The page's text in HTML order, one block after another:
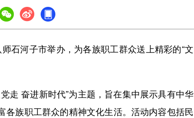
石河子市举办，为各族职工群众送上精彩的“文
奋进新时代”为主题，旨在集中展示具有中华
族职工群众的精神文化生活。活动内容包括民